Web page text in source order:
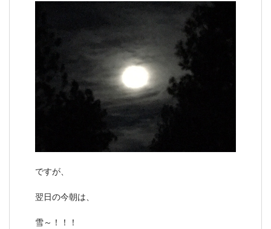
ですが、
翌日の今朝は、
雪～！！！